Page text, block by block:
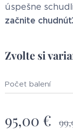
úspešne
začnite chudnúť.
Zvolte si
Počet balení
95,00 €